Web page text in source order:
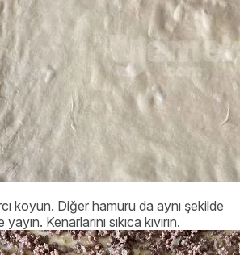
koyun. Diğer hamuru da aynı şekilde
Kenarlarını sıkıca kıvırın.